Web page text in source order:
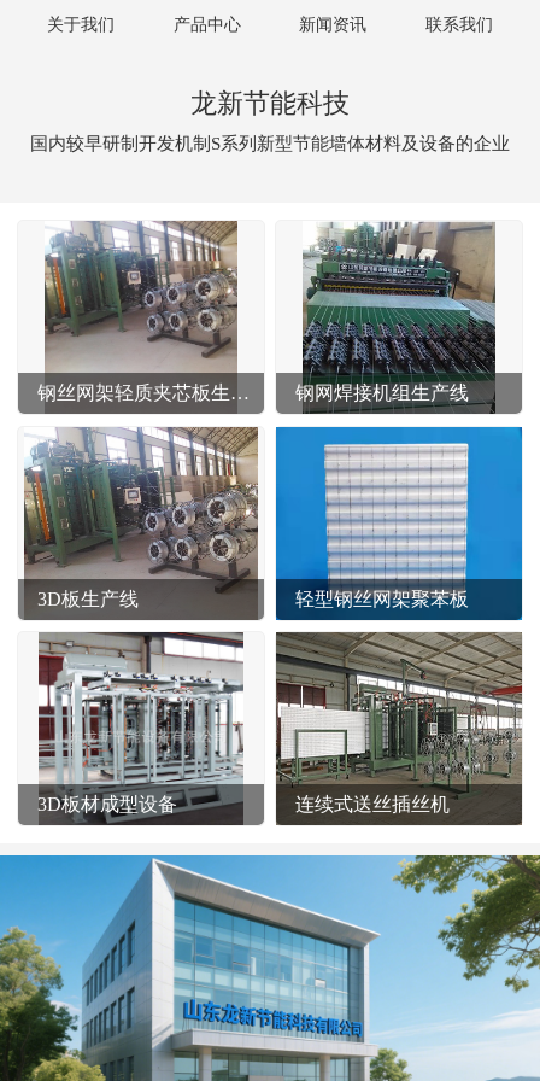
关于我们 产品中心 新闻资讯 联系我们
龙新节能科技
国内较早研制开发机制S系列新型节能墙体材料及设备的企业
钢丝网架轻质夹芯板生产线 钢网焊接机组生产线
3D板生产线 轻型钢丝网架聚苯板
3D板材成型设备 连续式送丝插丝机